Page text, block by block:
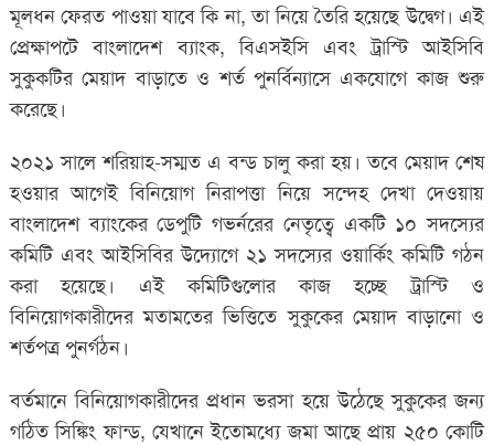
মূলধন ফেরত পাওয়া যাবে কি না, তা নিয়ে তৈরি হয়েছে উদ্বেগ। এই
প্রেক্ষাপটে বাংলাদেশ ব্যাংক, বিএসইসি এবং ট্রাস্টি আইসিবি
সুকুকটির মেয়াদ বাড়াতে ও শর্ত পুনর্বিন্যাসে একযোগে কাজ শুরু
করেছে।
২০২১ সালে শরিয়াহ-সম্মত এ বন্ড চালু করা হয়। তবে মেয়াদ শেষ
হওয়ার আগেই বিনিয়োগ নিরাপত্তা নিয়ে সন্দেহ দেখা দেওয়ায়
বাংলাদেশ ব্যাংকের ডেপুটি গভর্নরের নেতৃত্বে একটি ১০ সদস্যের
কমিটি এবং আইসিবির উদ্যোগে ২১ সদস্যের ওয়ার্কিং কমিটি গঠন
করা হয়েছে। এই কমিটিগুলোর কাজ হচ্ছে ট্রাস্টি ও
বিনিয়োগকারীদের মতামতের ভিত্তিতে সুকুকের মেয়াদ বাড়ানো ও
শর্তপত্র পুনর্গঠন।
বর্তমানে বিনিয়োগকারীদের প্রধান ভরসা হয়ে উঠেছে সুকুকের জন্য
গঠিত সিঙ্কিং ফান্ড, যেখানে ইতোমধ্যে জমা আছে প্রায় ২৫০ কোটি